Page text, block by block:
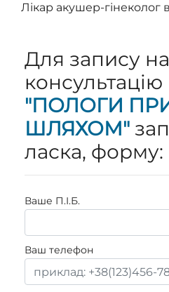
Лікар акушер-гінеколог
Для запису
"ПОЛОГИ
ШЛЯХОМ"
ласка, форму:
Ваше П.I.Б.
Ваш телефон